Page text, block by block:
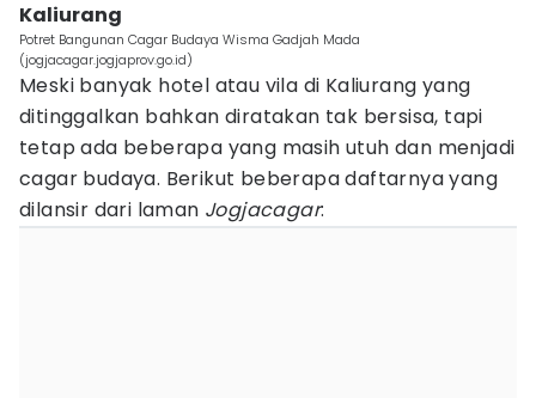
Kaliurang
Potret Bangunan Cagar Budaya Wisma Gadjah Mada
(jogjacagar.jogjaprov.go.id)
Meski banyak hotel atau vila di Kaliurang yang
ditinggalkan bahkan diratakan tak bersisa, tapi
tetap ada beberapa yang masih utuh dan menjadi
cagar budaya. Berikut beberapa daftarnya yang
dilansir dari laman Jogjacagar: